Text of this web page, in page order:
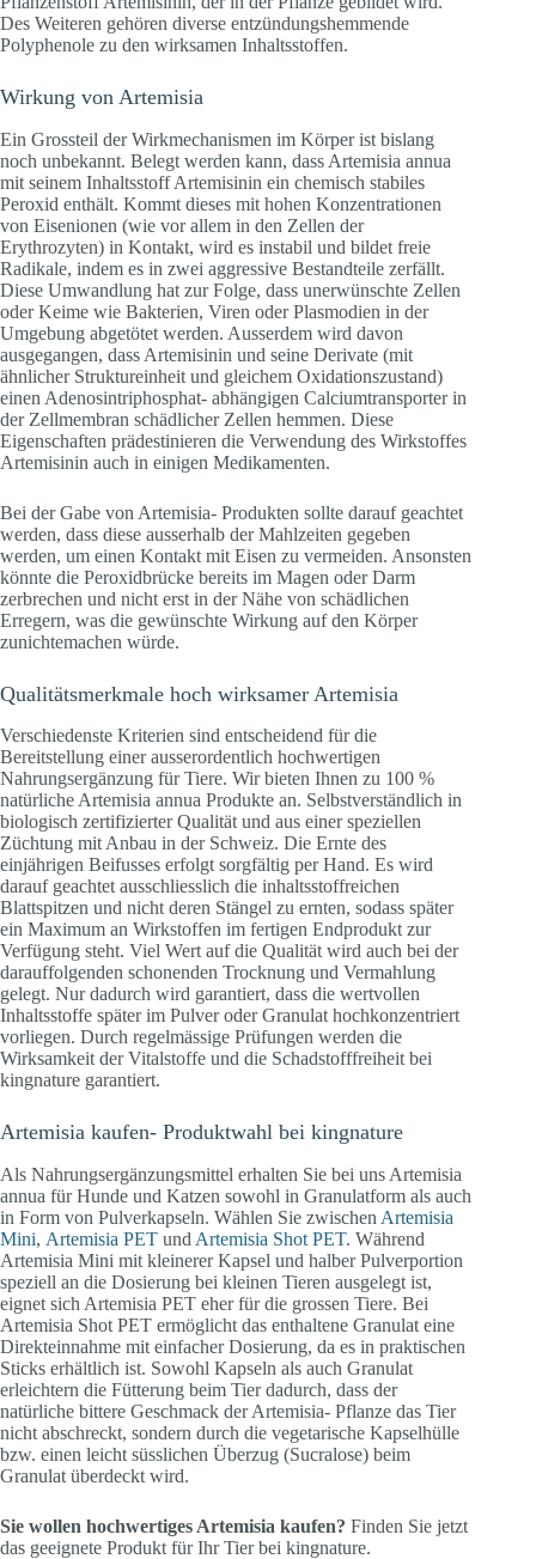
Des Weiteren gehören diverse entzündungshemmende
Polyphenole zu den wirksamen Inhaltsstoffen.
Wirkung von Artemisia
Ein Grossteil der Wirkmechanismen im Körper ist bislang
noch unbekannt. Belegt werden kann, dass Artemisia annua
mit seinem Inhaltsstoff Artemisinin ein chemisch stabiles
Peroxid enthält. Kommt dieses mit hohen Konzentrationen
von Eisenionen (wie vor allem in den Zellen der
Erythrozyten) in Kontakt, wird es instabil und bildet freie
Radikale, indem es in zwei aggressive Bestandteile zerfällt.
Diese Umwandlung hat zur Folge, dass unerwünschte Zellen
oder Keime wie Bakterien, Viren oder Plasmodien in der
Umgebung abgetötet werden. Ausserdem wird davon
ausgegangen, dass Artemisinin und seine Derivate (mit
ähnlicher Struktureinheit und gleichem Oxidationszustand)
einen Adenosintriphosphat- abhängigen Calciumtransporter in
der Zellmembran schädlicher Zellen hemmen. Diese
Eigenschaften prädestinieren die Verwendung des Wirkstoffes
Artemisinin auch in einigen Medikamenten.
Bei der Gabe von Artemisia- Produkten sollte darauf geachtet
werden, dass diese ausserhalb der Mahlzeiten gegeben
werden, um einen Kontakt mit Eisen zu vermeiden. Ansonsten
könnte die Peroxidbrücke bereits im Magen oder Darm
zerbrechen und nicht erst in der Nähe von schädlichen
Erregern, was die gewünschte Wirkung auf den Körper
zunichtemachen würde.
Qualitätsmerkmale hoch wirksamer Artemisia
Verschiedenste Kriterien sind entscheidend für die
Bereitstellung einer ausserordentlich hochwertigen
Nahrungsergänzung für Tiere. Wir bieten Ihnen zu 100 %
natürliche Artemisia annua Produkte an. Selbstverständlich in
biologisch zertifizierter Qualität und aus einer speziellen
Züchtung mit Anbau in der Schweiz. Die Ernte des
einjährigen Beifusses erfolgt sorgfältig per Hand. Es wird
darauf geachtet ausschliesslich die inhaltsstoffreichen
Blattspitzen und nicht deren Stängel zu ernten, sodass später
ein Maximum an Wirkstoffen im fertigen Endprodukt zur
Verfügung steht. Viel Wert auf die Qualität wird auch bei der
darauffolgenden schonenden Trocknung und Vermahlung
gelegt. Nur dadurch wird garantiert, dass die wertvollen
Inhaltsstoffe später im Pulver oder Granulat hochkonzentriert
vorliegen. Durch regelmässige Prüfungen werden die
Wirksamkeit der Vitalstoffe und die Schadstofffreiheit bei
kingnature garantiert.
Artemisia kaufen- Produktwahl bei kingnature
Als Nahrungsergänzungsmittel erhalten Sie bei uns Artemisia
annua für Hunde und Katzen sowohl in Granulatform als auch
in Form von Pulverkapseln. Wählen Sie zwischen Artemisia
Mini, Artemisia PET und Artemisia Shot PET. Während
Artemisia Mini mit kleinerer Kapsel und halber Pulverportion
speziell an die Dosierung bei kleinen Tieren ausgelegt ist,
eignet sich Artemisia PET eher für die grossen Tiere. Bei
Artemisia Shot PET ermöglicht das enthaltene Granulat eine
Direkteinnahme mit einfacher Dosierung, da es in praktischen
Sticks erhältlich ist. Sowohl Kapseln als auch Granulat
erleichtern die Fütterung beim Tier dadurch, dass der
natürliche bittere Geschmack der Artemisia- Pflanze das Tier
nicht abschreckt, sondern durch die vegetarische Kapselhülle
bzw. einen leicht süsslichen Überzug (Sucralose) beim
Granulat überdeckt wird.
Sie wollen hochwertiges Artemisia kaufen? Finden Sie jetzt
das geeignete Produkt für Ihr Tier bei kingnature.